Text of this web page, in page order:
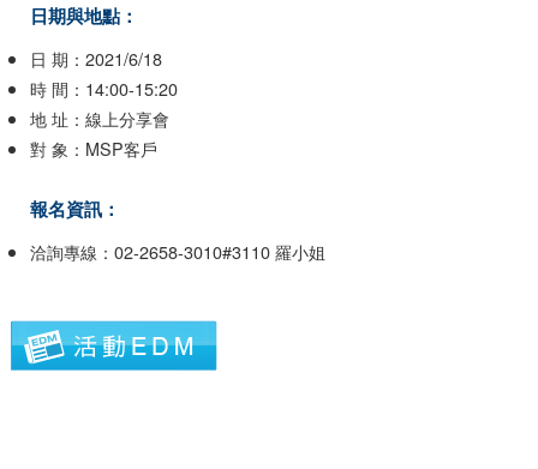
日期與地點：
日 期：2021/6/18
時 間：14:00-15:20
地 址：線上分享會
對 象：MSP客戶
報名資訊：
洽詢專線：02-2658-3010#3110 羅小姐